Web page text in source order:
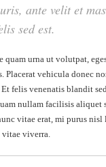
ante velit et
sed est.
quam urna ut volutpat,
Placerat vehicula donec
felis venenatis blandit
nullam facilisis aliquet
vitae erat, mi purus nisl
viverra.